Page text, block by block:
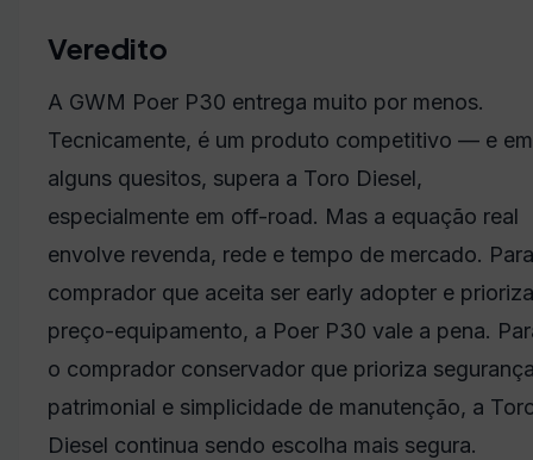
Veredito
A GWM Poer P30 entrega muito por menos.
Tecnicamente, é um produto competitivo — e em
alguns quesitos, supera a Toro Diesel,
especialmente em off-road. Mas a equação real
envolve revenda, rede e tempo de mercado.
comprador que aceita ser early adopter e prioriza
preço-equipamento, a Poer P30 vale a pena.
o comprador conservador que prioriza
patrimonial e simplicidade de manutenção, a
Diesel continua sendo escolha mais segura.